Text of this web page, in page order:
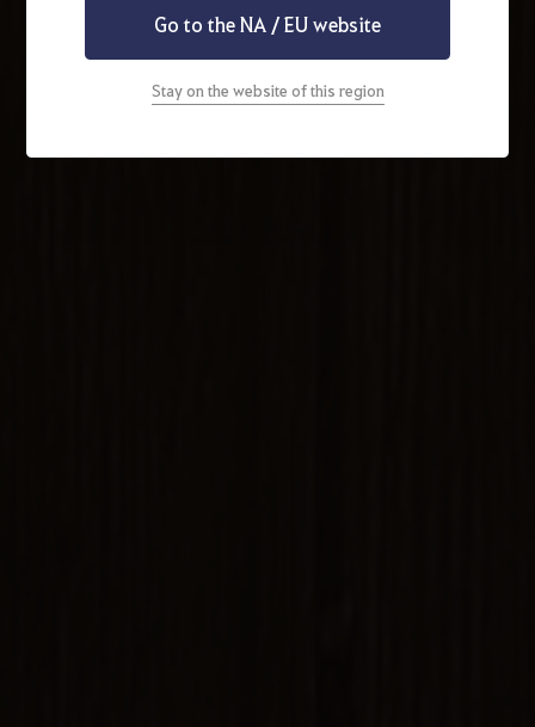
Go to the NA / EU website
Stay on the website of this region